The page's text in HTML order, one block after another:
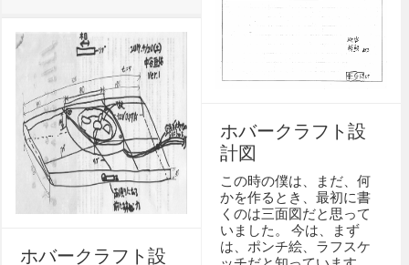
ホバークラフト設
計図
この時の僕は、まだ、何
かを作るとき、最初に書
くのは三面図だと思って
いました。 今は、まず
は、ポンチ絵、ラフスケ
ホバークラフト設